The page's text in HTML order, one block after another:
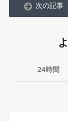
次の記事
24時間